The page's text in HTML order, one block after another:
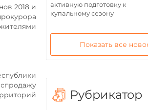
2018 и
активную подготовку к
купальному сезону
Показать все
Рубрикатор